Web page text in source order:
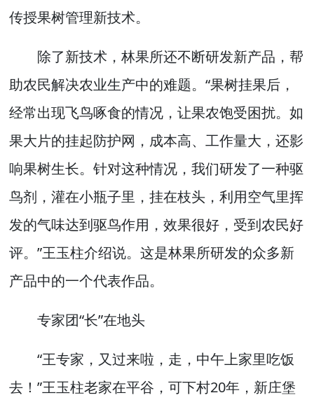
传授果树管理新技术。
除了新技术，林果所还不断研发新产品，帮
助农民解决农业生产中的难题。“果树挂果后，
经常出现飞鸟啄食的情况，让果农饱受困扰。如
果大片的挂起防护网，成本高、工作量大，还影
响果树生长。针对这种情况，我们研发了一种驱
鸟剂，灌在小瓶子里，挂在枝头，利用空气里挥
发的气味达到驱鸟作用，效果很好，受到农民好
评。”王玉柱介绍说。这是林果所研发的众多新
产品中的一个代表作品。
专家团“长”在地头
“王专家，又过来啦，走，中午上家里吃饭
去！”王玉柱老家在平谷，可下村20年，新庄堡